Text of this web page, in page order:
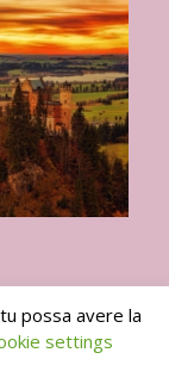
possa avere la
settings